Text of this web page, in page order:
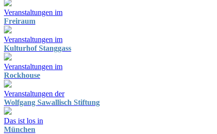
Veranstaltungen im
Freiraum
Veranstaltungen im
Kulturhof Stanggass
Veranstaltungen im
Rockhouse
Veranstaltungen der
Wolfgang Sawallisch Stiftung
Das ist los in
München